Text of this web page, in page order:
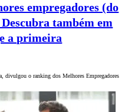
empregadores (do
também em
a primeira
divulgou o ranking dos Melhores Empregadores